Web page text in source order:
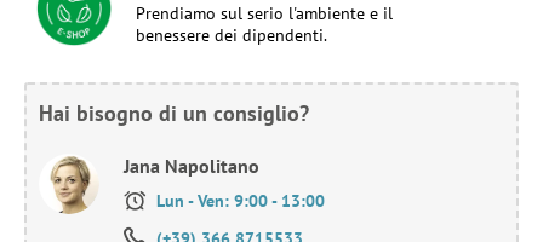
Prendiamo sul serio l'ambiente e il
benessere dei dipendenti.
Hai bisogno di un consiglio?
Jana Napolitano
Lun - Ven: 9:00 - 13:00